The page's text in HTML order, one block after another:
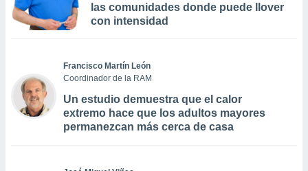
las comunidades donde puede llover
con intensidad
Francisco Martín León
Coordinador de la RAM
Un estudio demuestra que el calor
extremo hace que los adultos mayores
permanezcan más cerca de casa